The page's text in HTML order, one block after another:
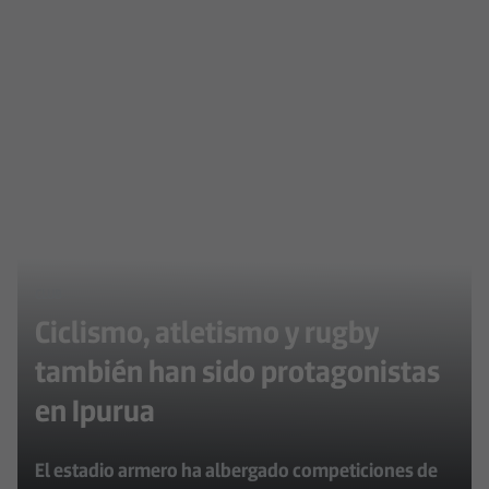
Ciclismo, atletismo y rugby
también han sido protagonistas
en Ipurua
El estadio armero ha albergado competiciones de